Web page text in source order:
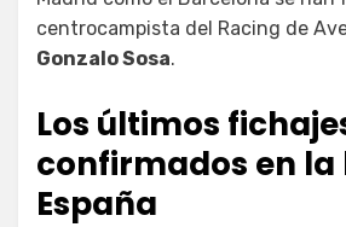
centrocampista del Racing de
Gonzalo Sosa.
Los últimos
confirmados en la
España